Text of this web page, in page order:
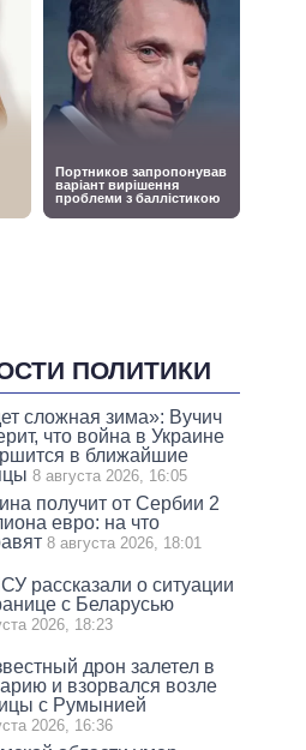
ПОЛИТИКИ
сложная зима»: Вучич
что война в Украине
в ближайшие
8 августа 2026, 16:05
получит от Сербии 2
евро: на что
8 августа 2026, 18:01
рассказали о ситуации
с Беларусью
2026, 18:23
дрон залетел в
и взорвался возле
с Румынией
2026, 16:36